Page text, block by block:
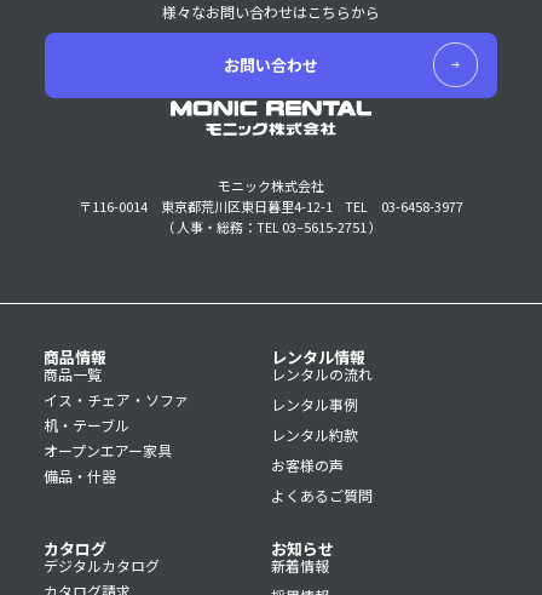
モニック株式会社
〒116-0014 東京都荒川区東日暮里4-12-1
TEL 03-6458-3977
（ 人事・総務：TEL 03–5615-2751 ）
様々なお問い合わせはこちらから
お問い合わせ
商品情報
商品一覧
イス・チェア・ソファ
机・テーブル
オープンエアー家具
備品・什器
レンタル情報
レンタルの流れ
レンタル事例
レンタル約款
お客様の声
よくあるご質問
カタログ
デジタルカタログ
カタログ請求
お知らせ
新着情報